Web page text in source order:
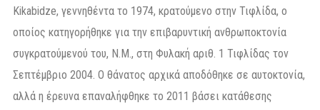
Kikabidze, γεννηθέντα το 1974, κρατούμενο στην Τιφλίδα, ο
οποίος κατηγορήθηκε για την επιβαρυντική ανθρωποκτονία
συγκρατούμενού του, Ν.Μ., στη Φυλακή αριθ. 1 Τιφλίδας τον
Σεπτέμβριο 2004. Ο θάνατος αρχικά αποδόθηκε σε αυτοκτονία,
αλλά η έρευνα επαναλήφθηκε το 2011 βάσει κατάθεσης